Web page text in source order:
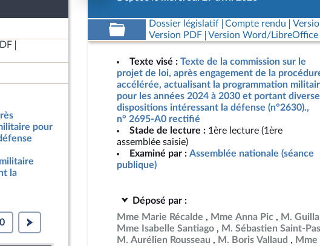
pour
la
Dossier législatif Compte rendu
Version PDF
Version Word/LibreOffice
Texte visé : Texte de la commission sur le
projet de loi, après engagement de la
accélérée, actualisant la programmation
pour les années 2024 à 2030 et portant
dispositions intéressant la défense (n°2630).,
n° 2695-A0 rectifié
Stade de lecture : 1ère lecture (1ère
assemblée saisie)
Examiné par : Assemblée nationale (séance
publique)
Déposé par :
Mme Marie Récalde
Mme Anna Pic
M.
Mme Isabelle Santiago
M. Sébastien Saint-
M. Aurélien Rousseau
M. Boris Vallaud
Mme